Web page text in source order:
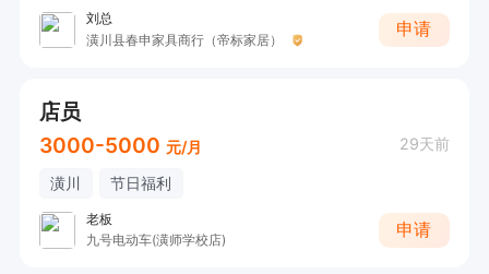
刘总
潢川县春申家具商行（帝标家居）
申请
店员
3000-5000 元/月 29天前
潢川 节日福利
老板
九号电动车(潢师学校店)
申请